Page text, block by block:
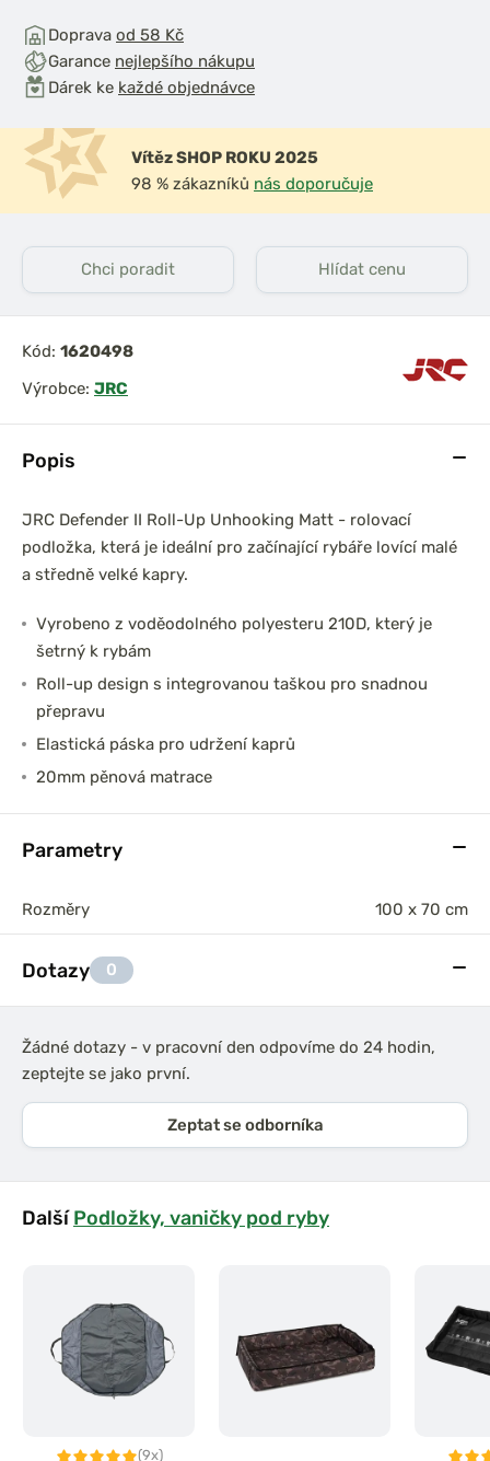
Popis
JRC Defender II Roll-Up Unhooking Matt - rolovací
podložka, která je ideální pro začínající rybáře lovící malé
a středně velké kapry.
Vyrobeno z voděodolného polyesteru 210D, který je
šetrný k rybám
Roll-up design s integrovanou taškou pro snadnou
přepravu
Elastická páska pro udržení kaprů
20mm pěnová matrace
Parametry
Rozměry 100 x 70 cm
Dotazy 0
Žádné dotazy - v pracovní den odpovíme do 24 hodin,
zeptejte se jako první.
Zeptat se odborníka
DalšíPodložky, vaničky pod ryby
(9x)
Doprava od 58 Kč
Garance nejlepšího nákupu
Dárek ke každé objednávce
Vítěz SHOP ROKU 2025
98 % zákazníků nás doporučuje
Chci poradit Hlídat cenu
Kód: 1620498
Výrobce: JRC